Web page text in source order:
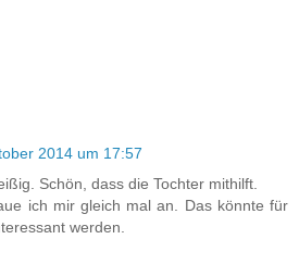
2014 um 17:57
Schön, dass die Tochter mithilft.
ich mir gleich mal an. Das könnte für
werden.